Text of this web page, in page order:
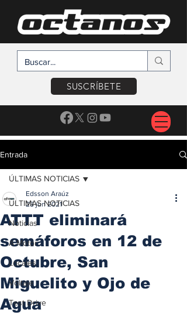
SUSCRÍBETE
Entrada
ÚLTIMAS NOTICIAS
Noticias
A Motor
Locales
Voltaje
Test Drive
ÚLTIMAS NOTICIAS
ATTT eliminará
semáforos en 12 de
Octubre, San
Miguelito y Ojo de
Agua
Edsson Araúz
28 jun 2021